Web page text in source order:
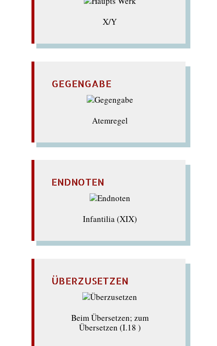
X/Y
GEGENGABE
Atemregel
ENDNOTEN
Infantilia (XIX)
ÜBERZUSETZEN
Beim Übersetzen; zum
Übersetzen (I.18 )